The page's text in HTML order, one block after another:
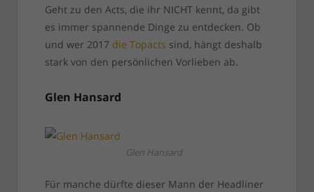
Geht zu den Acts, die ihr NICHT kennt, da gibt
es immer spannende Dinge zu entdecken. Ob
und wer 2017 die Topacts sind, hängt deshalb
stark von den persönlichen Vorlieben ab.
Glen Hansard
Glen Hansard
Für manche dürfte dieser Mann der Headliner